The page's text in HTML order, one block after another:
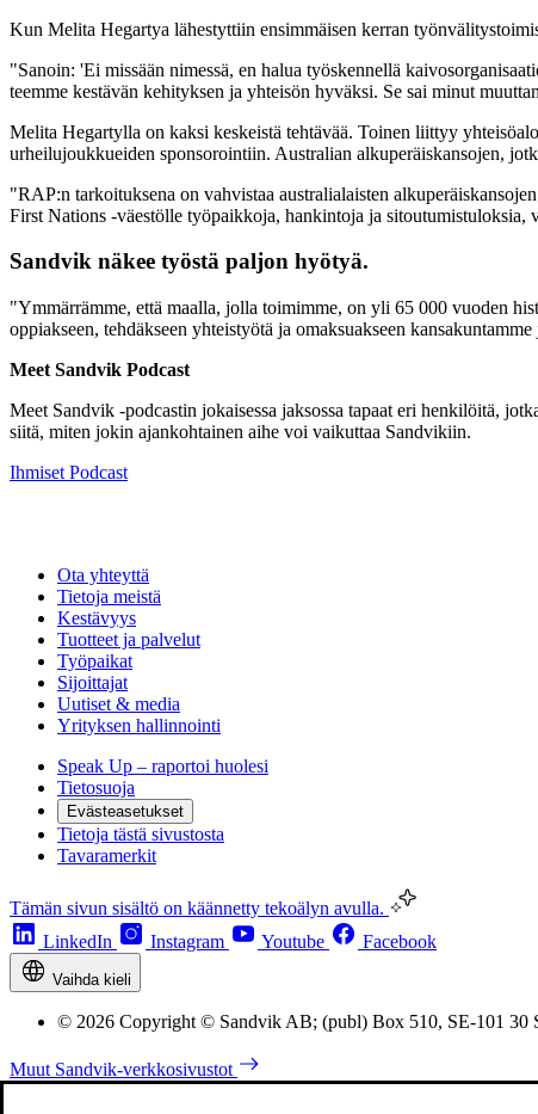
Kun Melita Hegartya lähestyttiin ensimmäisen kerran
"Sanoin: 'Ei missään nimessä, en halua työskennellä
teemme kestävän kehityksen ja yhteisön hyväksi. Se sai minut
Melita Hegartylla on kaksi keskeistä tehtävää. Toinen liittyy
urheilujoukkueiden sponsorointiin. Australian alkuperäiskansojen,
"RAP:n tarkoituksena on vahvistaa australialaisten
First Nations -väestölle työpaikkoja, hankintoja ja
Sandvik näkee työstä paljon hyötyä.
"Ymmärrämme, että maalla, jolla toimimme, on yli 65 000 vuoden
oppiakseen, tehdäkseen yhteistyötä ja omaksuakseen
Meet Sandvik Podcast
Meet Sandvik -podcastin jokaisessa jaksossa tapaat eri henkilöitä,
siitä, miten jokin ajankohtainen aihe voi vaikuttaa Sandvikiin.
Ihmiset Podcast
Ota yhteyttä
Tietoja meistä
Kestävyys
Tuotteet ja palvelut
Työpaikat
Sijoittajat
Uutiset & media
Yrityksen hallinnointi
Speak Up – raportoi huolesi
Tietosuoja
Evästeasetukset
Tietoja tästä sivustosta
Tavaramerkit
Tämän sivun sisältö on käännetty tekoälyn avulla.
LinkedIn
Instagram Youtube Facebook
Vaihda kieli
© 2026 Copyright © Sandvik AB; (publ) Box 510, SE-101 30
Muut Sandvik-verkkosivustot